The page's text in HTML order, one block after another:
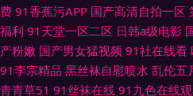
费 91香蕉污APP 国产高清自拍一区
福利 91天堂一区二区 日韩a级电影
产粉嫩 国产男女猛视频 91社在线看
91李宗精品 黑丝袜自慰喷水 乱伦五
青青草51 91丝袜在线 91九色在线